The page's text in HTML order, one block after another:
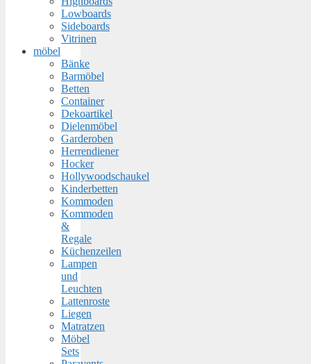
Lowboards
Sideboards
Vitrinen
möbel
Bänke
Barmöbel
Betten
Container
Dekoartikel
Dielenmöbel
Garderoben
Herrendiener
Hocker
Hollywoodschaukel
Kinderbetten
Kommoden
Kommoden
&
Regale
Küchenzeilen
Lampen
und
Leuchten
Lattenroste
Liegen
Matratzen
Möbel
Sets